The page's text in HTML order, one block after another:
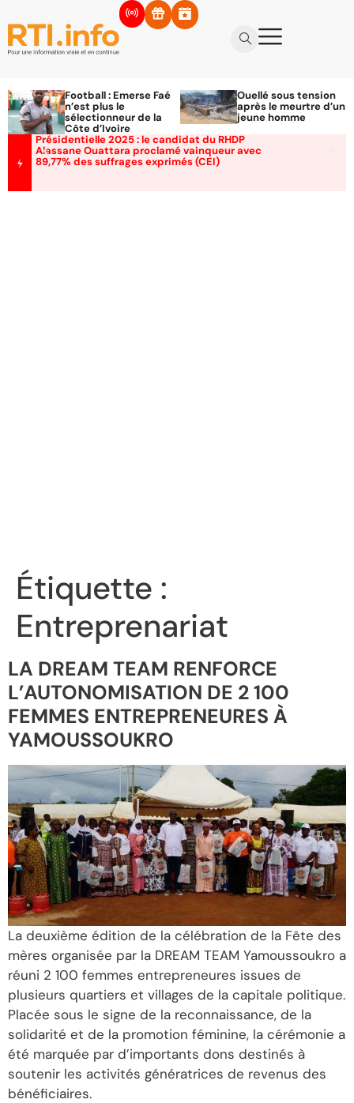
Football : Emerse Faé
n’est plus le
sélectionneur de la
Côte d’Ivoire
Ouellé sous tension
après le meurtre d’un
jeune homme
Présidentielle 2025 : le candidat du RHDP
Alassane Ouattara proclamé vainqueur avec
89,77% des suffrages exprimés (CEI)
Étiquette :
Entreprenariat
LA DREAM TEAM RENFORCE
L’AUTONOMISATION DE 2 100
FEMMES ENTREPRENEURES À
YAMOUSSOUKRO
La deuxième édition de la célébration de la Fête des
mères organisée par la DREAM TEAM Yamoussoukro a
réuni 2 100 femmes entrepreneures issues de
plusieurs quartiers et villages de la capitale politique.
Placée sous le signe de la reconnaissance, de la
solidarité et de la promotion féminine, la cérémonie a
été marquée par d’importants dons destinés à
soutenir les activités génératrices de revenus des
bénéficiaires.